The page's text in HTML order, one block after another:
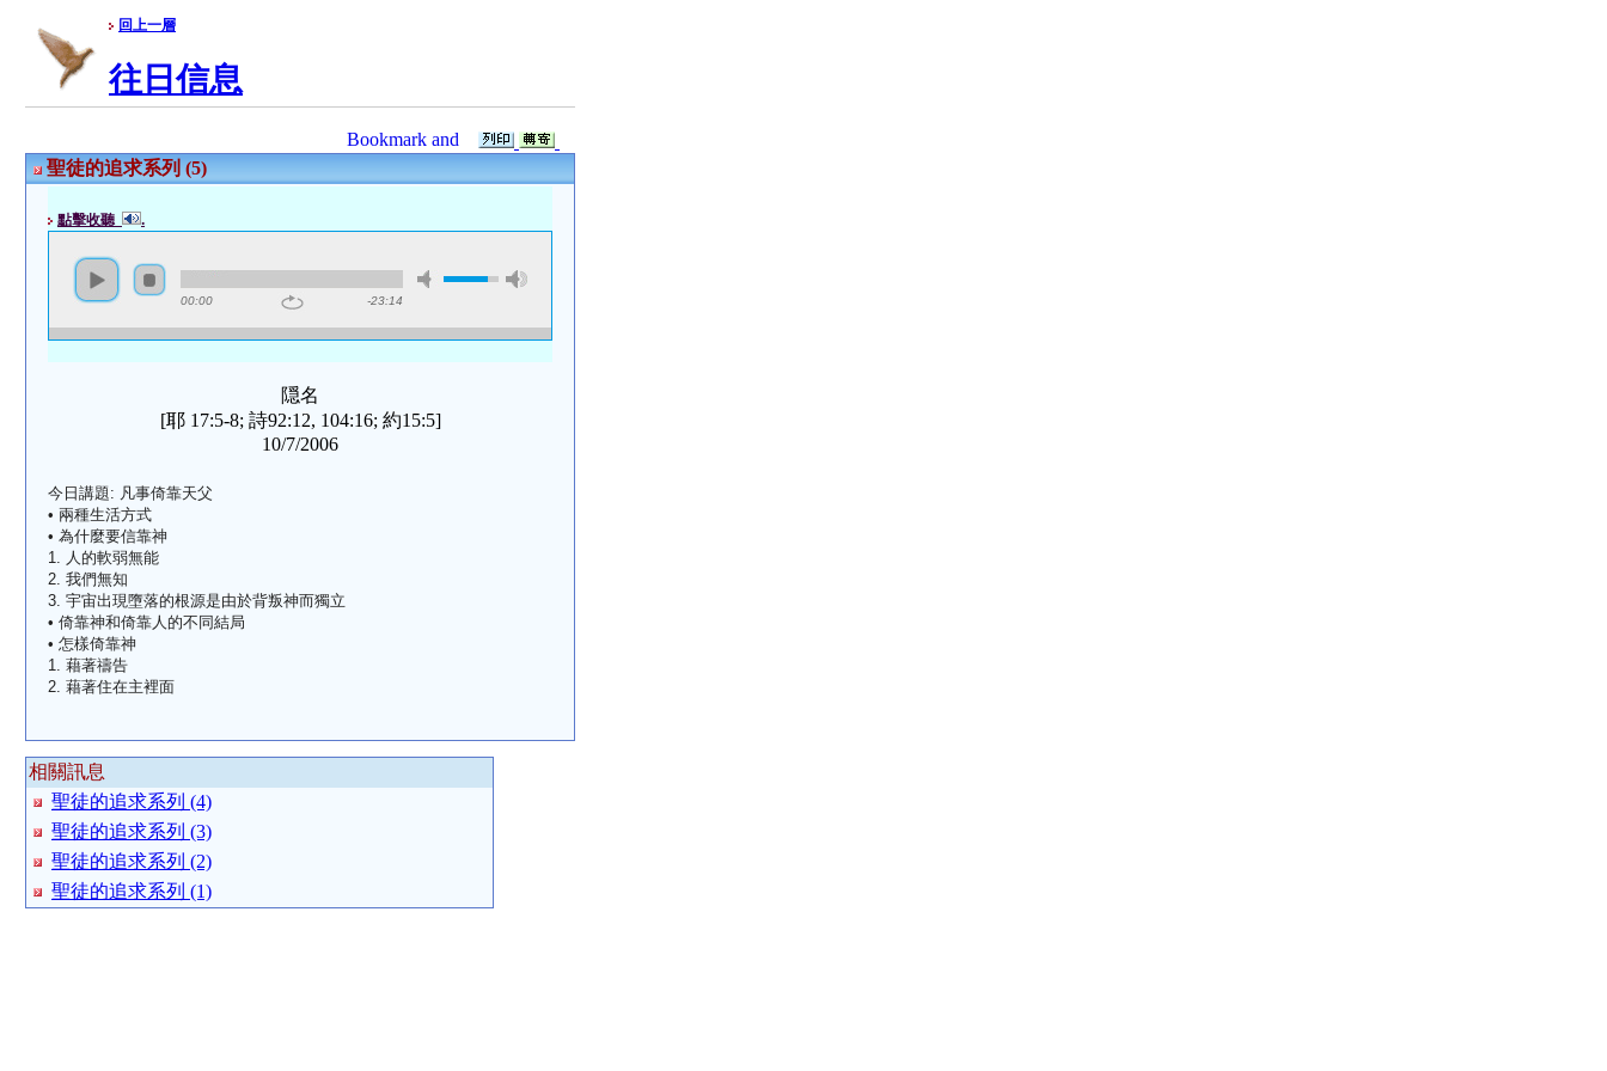
回上一層
往日信息
聖徒的追求系列 (5)
點擊收聽 .
00:00 -23:14
隠名
[耶 17:5-8; 詩92:12, 104:16; 約15:5]
10/7/2006
今日講題: 凡事倚靠天父
• 兩種生活方式
• 為什麼要信靠神
1. 人的軟弱無能
2. 我們無知
3. 宇宙出現墮落的根源是由於背叛神而獨立
• 倚靠神和倚靠人的不同結局
• 怎樣倚靠神
1. 藉著禱告
2. 藉著住在主裡面
相關訊息
聖徒的追求系列 (4)
聖徒的追求系列 (3)
聖徒的追求系列 (2)
聖徒的追求系列 (1)